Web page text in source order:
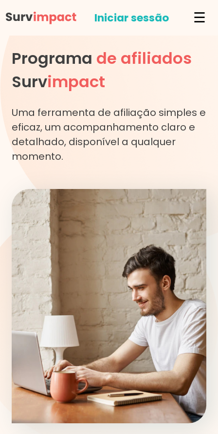
Iniciar sessão ☰
Programa de afiliados
Survimpact
Uma ferramenta de afiliação simples e
eficaz, um acompanhamento claro e
detalhado, disponível a qualquer
momento.